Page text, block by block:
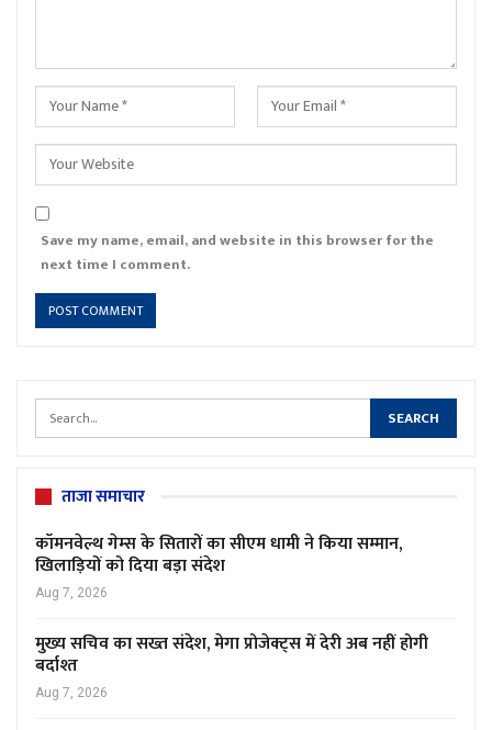
Save my name, email, and website in this browser for the
next time I comment.
ताजा समाचार
कॉमनवेल्थ गेम्स के सितारों का सीएम धामी ने किया सम्मान,
खिलाड़ियों को दिया बड़ा संदेश
Aug 7, 2026
मुख्य सचिव का सख्त संदेश, मेगा प्रोजेक्ट्स में देरी अब नहीं होगी
बर्दाश्त
Aug 7, 2026